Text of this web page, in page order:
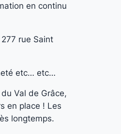
en continu
rue Saint
etc… etc…
Val de Grâce,
en place ! Les
longtemps.